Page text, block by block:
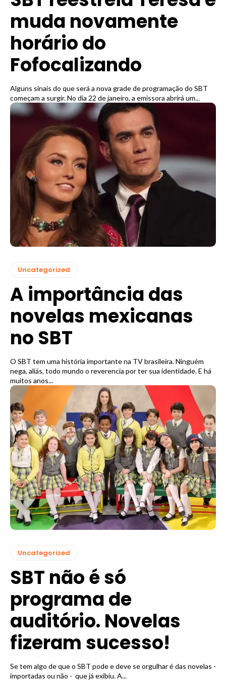
muda novamente
horário do
Fofocalizando
Alguns sinais do que será a nova grade de programação do SBT
começam a surgir. No dia 22 de janeiro, a emissora abrirá um...
Uncategorized
A importância das
novelas mexicanas
no SBT
O SBT tem uma história importante na TV brasileira. Ninguém
nega, aliás, todo mundo o reverencia por ter sua identidade. E há
muitos anos...
Uncategorized
SBT não é só
programa de
auditório. Novelas
fizeram sucesso!
Se tem algo de que o SBT pode e deve se orgulhar é das novelas -
importadas ou não - que já exibiu. A...